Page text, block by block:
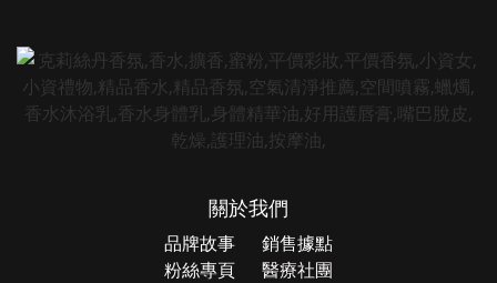
關於我們
品牌故事 銷售據點
粉絲專頁 醫療社團